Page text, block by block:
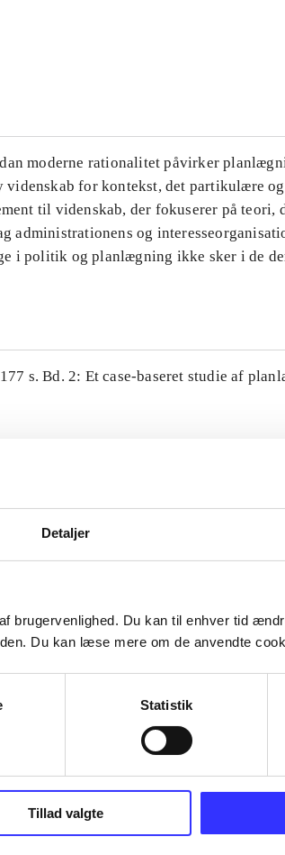
Detaljer
brugervenlighed. Du kan til enhver tid
Du kan læse mere om de anvendte
Statistik
Tillad valgte
moderne rationalitet påvirker
for kontekst, det partikulære og
til videnskab, der fokuserer på teori,
administrationens og
i politik og planlægning ikke sker i de
s. Bd. 2: Et case-baseret studie af